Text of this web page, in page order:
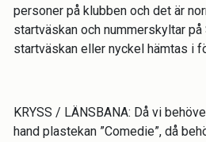
personer på klubben och det är
startväskan och nummerskyltar
startväskan eller nyckel hämtas i
KRYSS / LÄNSBANA: Då vi
hand plastekan ”Comedie”, då